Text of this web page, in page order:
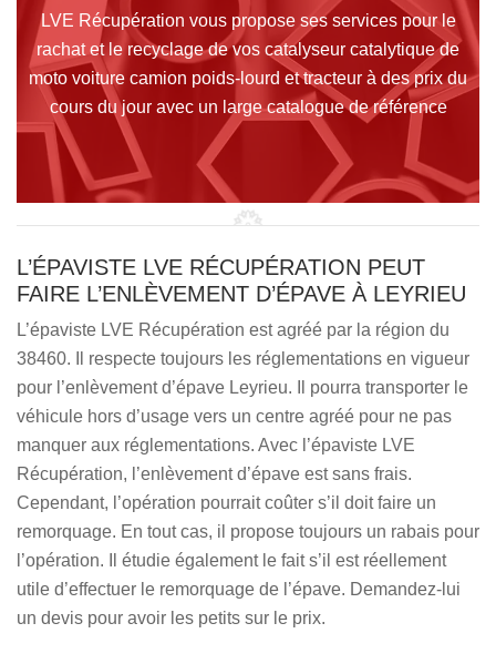
LVE Récupération vous propose ses services pour le
rachat et le recyclage de vos catalyseur catalytique de
moto voiture camion poids-lourd et tracteur à des prix du
cours du jour avec un large catalogue de référence
L’ÉPAVISTE LVE RÉCUPÉRATION PEUT
FAIRE L’ENLÈVEMENT D’ÉPAVE À LEYRIEU
L’épaviste LVE Récupération est agréé par la région du
38460. Il respecte toujours les réglementations en vigueur
pour l’enlèvement d’épave Leyrieu. Il pourra transporter le
véhicule hors d’usage vers un centre agréé pour ne pas
manquer aux réglementations. Avec l’épaviste LVE
Récupération, l’enlèvement d’épave est sans frais.
Cependant, l’opération pourrait coûter s’il doit faire un
remorquage. En tout cas, il propose toujours un rabais pour
l’opération. Il étudie également le fait s’il est réellement
utile d’effectuer le remorquage de l’épave. Demandez-lui
un devis pour avoir les petits sur le prix.